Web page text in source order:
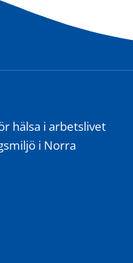
hälsa i arbetslivet
i Norra